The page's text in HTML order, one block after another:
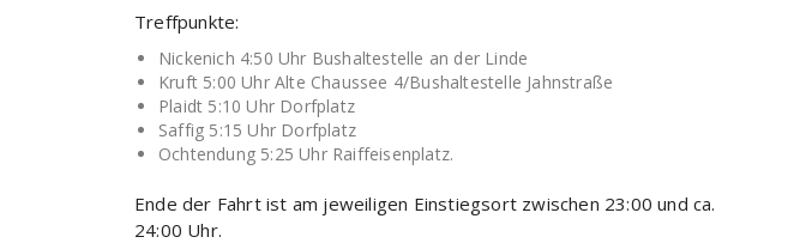
Treffpunkte:
Nickenich 4:50 Uhr Bushaltestelle an der Linde
Kruft 5:00 Uhr Alte Chaussee 4/Bushaltestelle Jahnstraße
Plaidt 5:10 Uhr Dorfplatz
Saffig 5:15 Uhr Dorfplatz
Ochtendung 5:25 Uhr Raiffeisenplatz.
Ende der Fahrt ist am jeweiligen Einstiegsort zwischen 23:00 und ca.
24:00 Uhr.